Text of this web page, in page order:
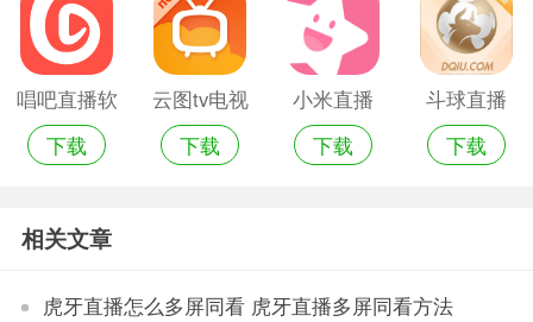
唱吧直播软
件
下载
云图tv电视
直播
下载
小米直播
2020年旧版
下载
斗球直播
ios版
下载
相关文章
虎牙直播怎么多屏同看 虎牙直播多屏同看方法